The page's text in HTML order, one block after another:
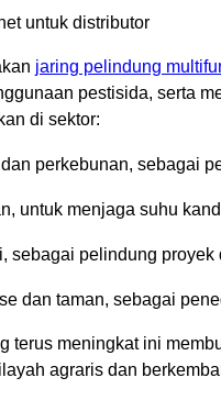
jaring pelindung
pestisida, serta
di sektor:
perkebunan, sebagai
untuk menjaga suhu
sebagai pelindung
dan taman, sebagai
terus meningkat ini
agraris dan